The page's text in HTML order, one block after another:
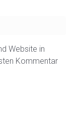
Website in
Kommentar